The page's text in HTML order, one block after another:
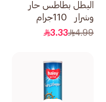
البطل بطاطس حار
وشرار 110جرام
4.99
3.33